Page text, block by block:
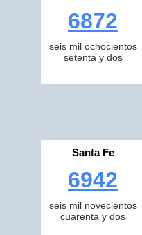
6872
seis mil ochocientos
setenta y dos
Santa Fe
6942
seis mil novecientos
cuarenta y dos